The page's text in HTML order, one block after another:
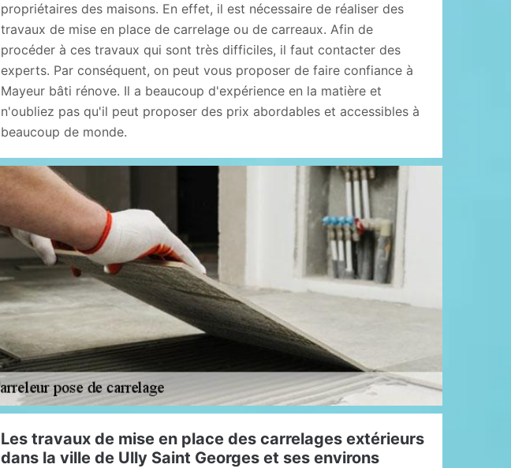
propriétaires des maisons. En effet, il est nécessaire de réaliser des
travaux de mise en place de carrelage ou de carreaux. Afin de
procéder à ces travaux qui sont très difficiles, il faut contacter des
experts. Par conséquent, on peut vous proposer de faire confiance à
Mayeur bâti rénove. Il a beaucoup d'expérience en la matière et
n'oubliez pas qu'il peut proposer des prix abordables et accessibles à
beaucoup de monde.
Les travaux de mise en place des carrelages extérieurs
dans la ville de Ully Saint Georges et ses environs